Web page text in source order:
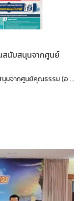
สนับสนุนจากศูนย์
นจากศูนย์คุณธรรม (อ ...